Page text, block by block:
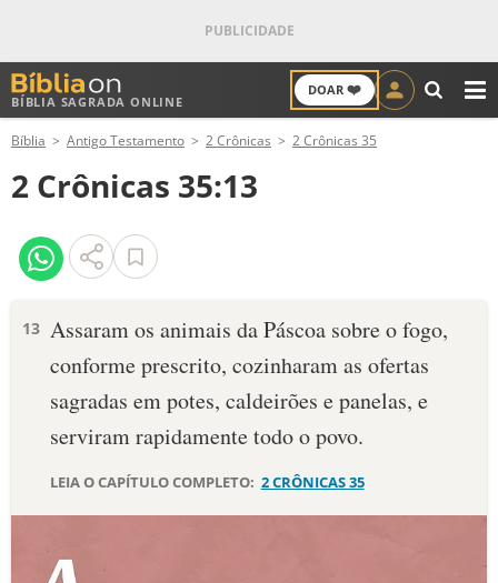
BÍBLIA SAGRADA ONLINE
DOAR ❤️
ANTIGO TESTAMENTO
NOVO TESTAMENTO
VERSÍCULOS
PALAVRA DO DIA
SALMO DO DIA
DEVOCIONAL DIÁRIO
Bíblia Antigo Testamento 2 Crônicas 2 Crônicas 35
2 Crônicas 35:13
13 Assaram os animais da Páscoa sobre o fogo,
conforme prescrito, cozinharam as ofertas
sagradas em potes, caldeirões e panelas, e
serviram rapidamente todo o povo.
LEIA O CAPÍTULO COMPLETO: 2 CRÔNICAS 35